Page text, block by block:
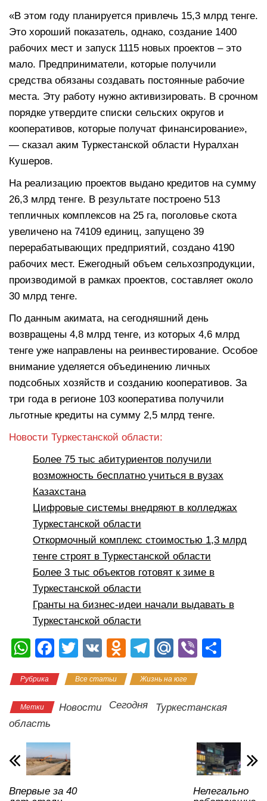
«В этом году планируется привлечь 15,3 млрд тенге.
Это хороший показатель, однако, создание 1400
рабочих мест и запуск 1115 новых проектов – это
мало. Предприниматели, которые получили
средства обязаны создавать постоянные рабочие
места. Эту работу нужно активизировать. В срочном
порядке утвердите списки сельских округов и
кооперативов, которые получат финансирование»,
— сказал аким Туркестанской области Нуралхан
Кушеров.
На реализацию проектов выдано кредитов на сумму
26,3 млрд тенге. В результате построено 513
тепличных комплексов на 25 га, поголовье скота
увеличено на 74109 единиц, запущено 39
перерабатывающих предприятий, создано 4190
рабочих мест. Ежегодный объем сельхозпродукции,
производимой в рамках проектов, составляет около
30 млрд тенге.
По данным акимата, на сегодняшний день
возвращены 4,8 млрд тенге, из которых 4,6 млрд
тенге уже направлены на реинвестирование. Особое
внимание уделяется объединению личных
подсобных хозяйств и созданию кооперативов. За
три года в регионе 103 кооператива получили
льготные кредиты на сумму 2,5 млрд тенге.
Новости Туркестанской области:
Более 75 тыс абитуриентов получили
возможность бесплатно учиться в вузах
Казахстана
Цифровые системы внедряют в колледжах
Туркестанской области
Откормочный комплекс стоимостью 1,3 млрд
тенге строят в Туркестанской области
Более 3 тыс объектов готовят к зиме в
Туркестанской области
Гранты на бизнес-идеи начали выдавать в
Туркестанской области
W
at
s
A
p
p
F
c
e
o
o
k
T
tt
er
V
O
n
o
T
e
gr
M
.R
u
Vi
а
и
ть
Рубрика Все статьи Жизнь на юге
Метки Новости Сегодня
Туркестанская
область
Впервые за 40
Нелегально